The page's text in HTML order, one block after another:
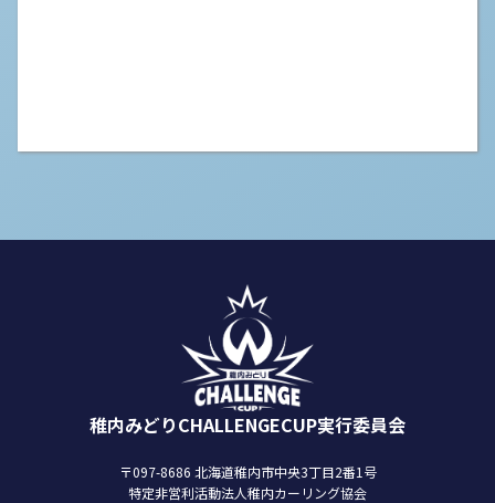
稚内みどりCHALLENGECUP実行委員会
〒097-8686 北海道稚内市中央3丁目2番1号
特定非営利活動法人稚内カーリング協会